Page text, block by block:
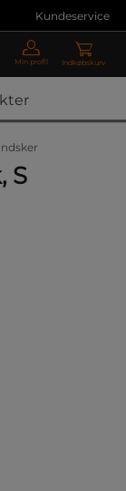
Kundeservice
Min profil Indkøbskurv
S